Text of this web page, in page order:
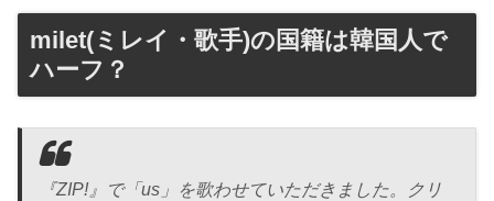
milet(ミレイ・歌手)の国籍は韓国人で
ハーフ？
『ZIP!』で「us」を歌わせていただきました。クリ